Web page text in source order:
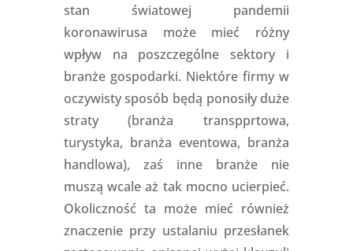
stan światowej pandemii
koronawirusa może mieć różny
wpływ na poszczególne sektory i
branże gospodarki. Niektóre firmy w
oczywisty sposób będą ponosiły duże
straty (branża transpprtowa,
turystyka, branża eventowa, branża
handlowa), zaś inne branże nie
muszą wcale aż tak mocno ucierpieć.
Okoliczność ta może mieć również
znaczenie przy ustalaniu przesłanek